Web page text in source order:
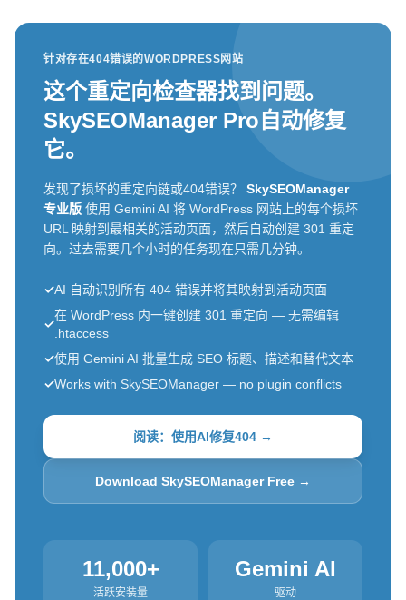
针对存在404错误的WORDPRESS网站
这个重定向检查器找到问题。
SkySEOManager Pro自动修复
它。
发现了损坏的重定向链或404错误？ SkySEOManager
专业版 使用 Gemini AI 将 WordPress 网站上的每个损坏
URL 映射到最相关的活动页面，然后自动创建 301 重定
向。过去需要几个小时的任务现在只需几分钟。
✓AI 自动识别所有 404 错误并将其映射到活动页面
✓
在 WordPress 内一键创建 301 重定向 — 无需编辑
.htaccess
✓使用 Gemini AI 批量生成 SEO 标题、描述和替代文本
✓Works with SkySEOManager — no plugin conflicts
阅读：使用AI修复404 →
Download SkySEOManager Free →
11,000+
活跃安装量
Gemini AI
驱动